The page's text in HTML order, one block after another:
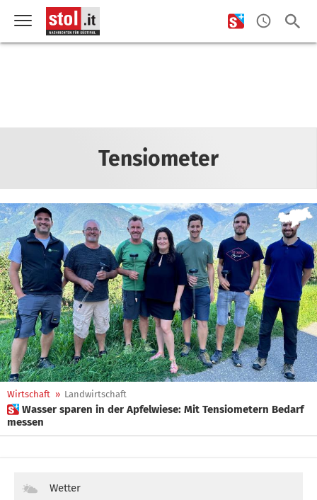
Tensiometer
Wirtschaft » Landwirtschaft
 Wasser sparen in der Apfelwiese: Mit Tensiometern Bedarf
messen
Wetter